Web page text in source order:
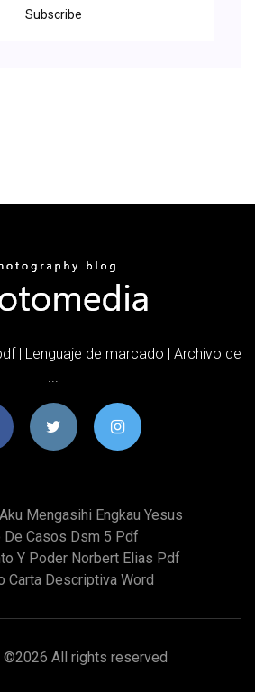
Subscribe
| Lenguaje de marcado | Archivo de
Mengasihi Engkau Yesus
De Casos Dsm 5 Pdf
Y Poder Norbert Elias Pdf
Carta Descriptiva Word
©2026 All rights reserved